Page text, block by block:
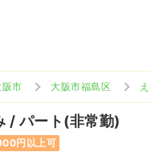
阪市 大阪市福島区
/ パート(非常勤)
円以上可